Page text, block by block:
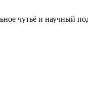
чутьё и научный